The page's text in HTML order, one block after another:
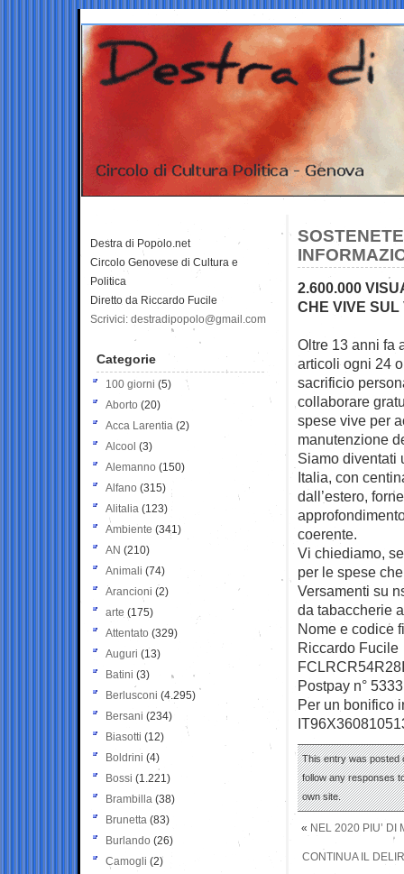
2.600.000
CHE VIVE SUL
Oltre 13 anni fa
articoli ogni 24
sacrificio
collaborare
spese vive per
manutenzione
Siamo diventati
Italia, con
dall’estero,
coerente.
Vi chiediamo,
per le spese
Versamenti su
da tabaccherie
Nome e codice
Riccardo Fucile
Postpay n°
Per un bonifico
This entry was posted
follow any responses
own site.
« NEL 2020 PIU’ DI
CONTINUA IL
Destra di Popolo.net
Circolo Genovese di Cultura e
Politica
Diretto da Riccardo Fucile
Scrivici: destradipopolo@gmail.com
Categorie
100 giorni (5)
Aborto (20)
Acca Larentia (2)
Alcool (3)
Alemanno (150)
Alfano (315)
Alitalia (123)
Ambiente (341)
AN (210)
Animali (74)
Arancioni (2)
arte (175)
Attentato (329)
Auguri (13)
Batini (3)
Berlusconi (4.295)
Bersani (234)
Biasotti (12)
Boldrini (4)
Bossi (1.221)
Brambilla (38)
Brunetta (83)
Burlando (26)
Camogli (2)